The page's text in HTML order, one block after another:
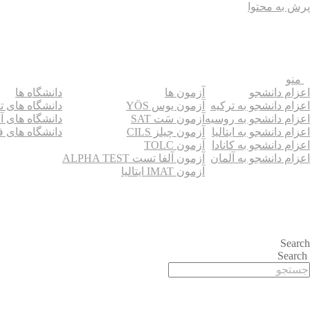
پرش به محتوا
منو
اعزام دانشجو
اعزام دانشجو به ترکیه
اعزام دانشجو به روسیه
اعزام دانشجو به ایتالیا
اعزام دانشجو به کانادا
اعزام دانشجو به آلمان
آزمون ها
آزمون یوس YÖS
آزمون سَت SAT
آزمون چیلز CILS‌
آزمون TOLC
آزمون آلفا تست ALPHA TEST
آزمون IMAT ایتالیا
دانشگاه ها
دانشگاه های
دانشگاه های
دانشگاه های
Search
Search